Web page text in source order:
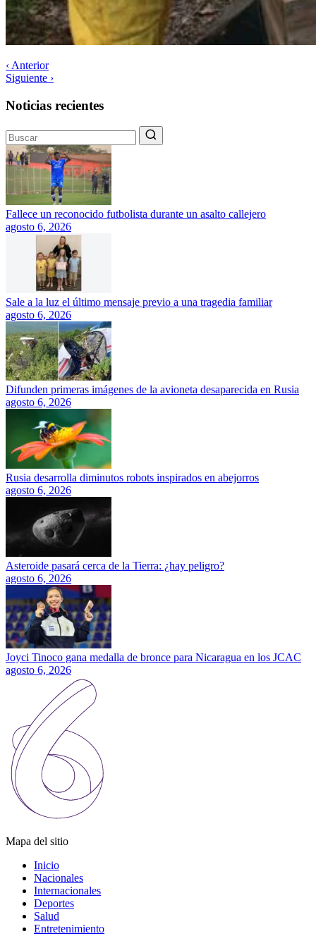
‹ Anterior
Siguiente ›
Noticias recientes
Fallece un reconocido futbolista durante un asalto callejero
agosto 6, 2026
Sale a la luz el último mensaje previo a una tragedia familiar
agosto 6, 2026
Difunden primeras imágenes de la avioneta desaparecida en Rusia
agosto 6, 2026
Rusia desarrolla diminutos robots inspirados en abejorros
agosto 6, 2026
Asteroide pasará cerca de la Tierra: ¿hay peligro?
agosto 6, 2026
Joyci Tinoco gana medalla de bronce para Nicaragua en los JCAC
agosto 6, 2026
Mapa del sitio
Inicio
Nacionales
Internacionales
Deportes
Salud
Entretenimiento